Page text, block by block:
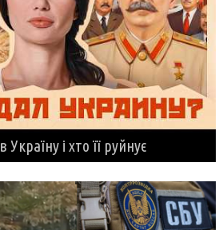
і хто її руйнує